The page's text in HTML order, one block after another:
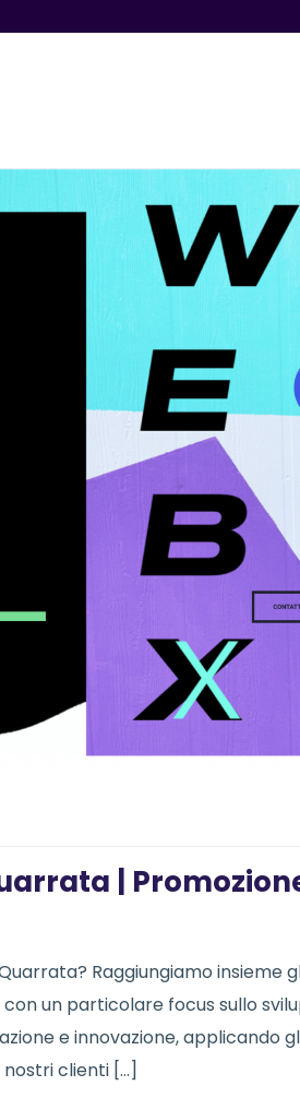
|
Raggiungiamo insieme
un particolare focus sullo
e innovazione, applicando
clienti […]